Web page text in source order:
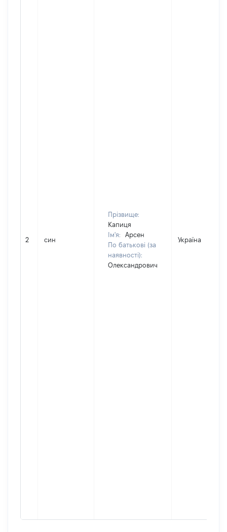
2 син
Прізвище:
Капиця
Ім'я:
Арсен
По батькові (за
наявності):
Олександрович
Україна